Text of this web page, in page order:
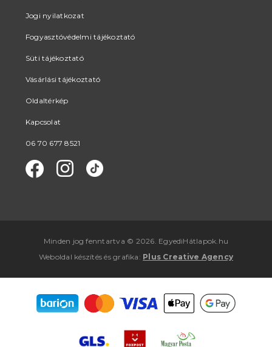
Jogi nyilatkozat
Fogyasztóvédelmi tájékoztató
Süti tájékoztató
Vásárlási tájékoztató
Oldaltérkép
Kapcsolat
06 70 677 8521
Minden jog fenntartva © 2026. EgyediHátlapok.hu
Weboldal készítés ésgrafika : Plus Creative Agency